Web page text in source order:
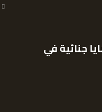
جنائية في